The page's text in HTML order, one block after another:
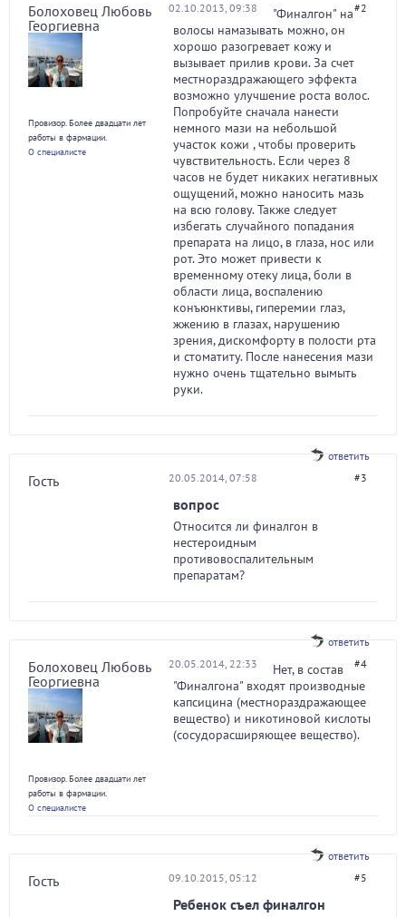
Болоховец Любовь
Георгиевна
Провизор. Более двадцати лет
работы в фармации.
О специалисте
02.10.2013, 09:38 #2
"Финалгон" на
волосы намазывать можно, он
хорошо разогревает кожу и
вызывает прилив крови. За счет
местнораздражающего эффекта
возможно улучшение роста волос.
Попробуйте сначала нанести
немного мази на небольшой
участок кожи , чтобы проверить
чувствительность. Если через 8
часов не будет никаких негативных
ощущений, можно наносить мазь
на всю голову. Также следует
избегать случайного попадания
препарата на лицо, в глаза, нос или
рот. Это может привести к
временному отеку лица, боли в
области лица, воспалению
конъюнктивы, гиперемии глаз,
жжению в глазах, нарушению
зрения, дискомфорту в полости рта
и стоматиту. После нанесения мази
нужно очень тщательно вымыть
руки.
ответить
Гость 20.05.2014, 07:58 #3
вопрос
Относится ли финалгон в
нестероидным
противовоспалительным
препаратам?
ответить
Болоховец Любовь
Георгиевна
Провизор. Более двадцати лет
работы в фармации.
О специалисте
20.05.2014, 22:33 #4
Нет, в состав
"Финалгона" входят производные
капсицина (местнораздражающее
вещество) и никотиновой кислоты
(сосудорасширяющее вещество).
ответить
Гость 09.10.2015, 05:12 #5
Ребенок съел финалгон